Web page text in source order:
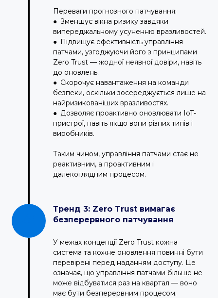
Переваги прогнозного патчування:
● Зменшує вікна ризику завдяки
випереджальному усуненню вразливостей.
● Підвищує ефективність управління
патчами, узгоджуючи його з принципами
Zero Trust — жодної неявної довіри, навіть
до оновлень.
● Скорочує навантаження на команди
безпеки, оскільки зосереджується лише на
найризикованіших вразливостях.
● Дозволяє проактивно оновлювати IoT-
пристрої, навіть якщо вони різних типів і
виробників.
Таким чином, управління патчами стає не
реактивним, а проактивним і
далекоглядним процесом.
Тренд 3: Zero Trust вимагає
безперервного патчування
У межах концепції Zero Trust кожна
система та кожне оновлення повинні бути
перевірені перед наданням доступу. Це
означає, що управління патчами більше не
може відбуватися раз на квартал — воно
має бути безперервним процесом.